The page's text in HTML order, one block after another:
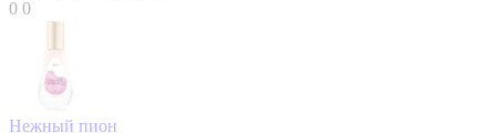
0 0
Нежный пион